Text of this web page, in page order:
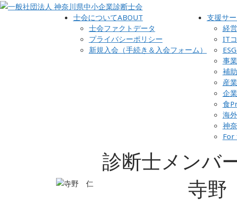
士会についてABOUT
士会ファクトデータ
プライバシーポリシー
新規入会（手続き＆入会フォーム）
支援サ
経
IT
事
補
産
企
食
海
神
For
診断士メンバ
寺